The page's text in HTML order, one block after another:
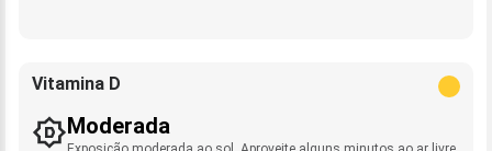
Vitamina D
Moderada